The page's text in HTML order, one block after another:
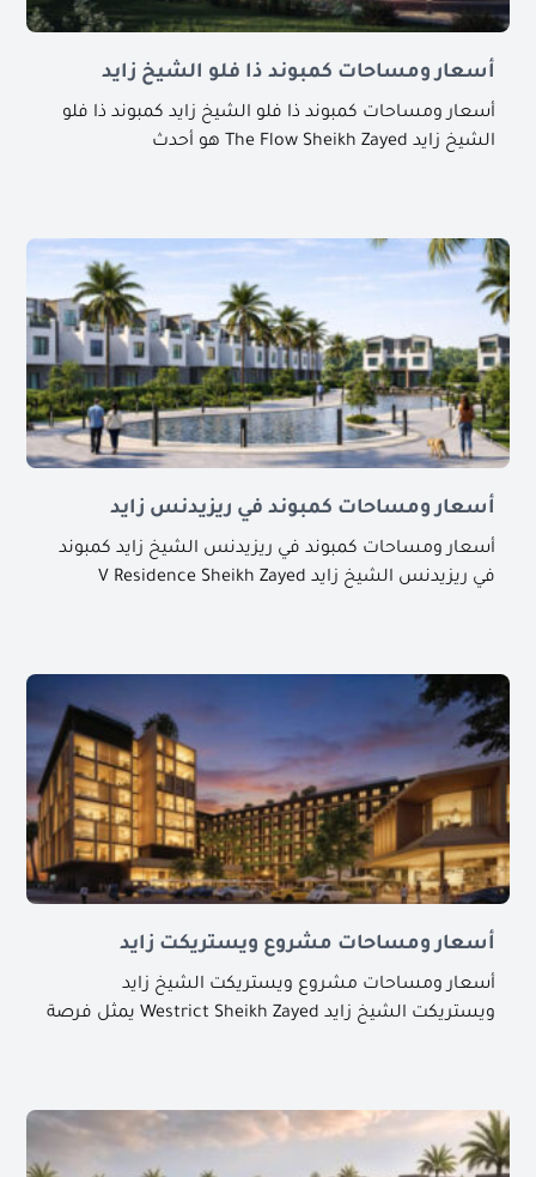
أسعار ومساحات كمبوند ذا فلو الشيخ زايد
أسعار ومساحات كمبوند ذا فلو الشيخ زايد كمبوند ذا فلو
الشيخ زايد The Flow Sheikh Zayed هو أحدث
أسعار ومساحات كمبوند في ريزيدنس زايد
أسعار ومساحات كمبوند في ريزيدنس الشيخ زايد كمبوند
في ريزيدنس الشيخ زايد V Residence Sheikh Zayed
أسعار ومساحات مشروع ويستريكت زايد
أسعار ومساحات مشروع ويستريكت الشيخ زايد
ويستريكت الشيخ زايد Westrict Sheikh Zayed يمثل فرصة